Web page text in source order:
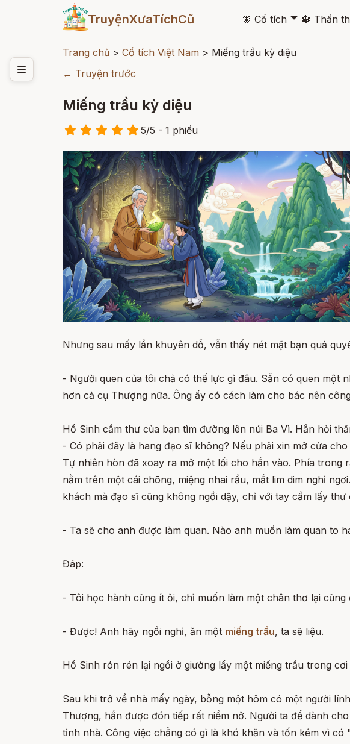
TruyệnXưaTíchCũ 🧚 Cổ tích 🞃 🔱 Thần
Trang chủ > Cổ tích Việt Nam > Miếng trầu kỳ diệu
← Truyện trước
Miếng trầu kỳ diệu
5/5 - 1 phiếu
Nhưng sau mấy lần khuyên dỗ, vẫn thấy nét mặt bạn quả
- Người quen của tôi chả có thế lực gì đâu. Sẵn có quen một
hơn cả cụ Thượng nữa. Ông ấy có cách làm cho bác nên
Hồ Sinh cầm thư của bạn tìm đường lên núi Ba Vì. Hắn hỏi
- Có phải đây là hang đạo sĩ không? Nếu phải xin mở cửa cho
Tự nhiên hòn đã xoay ra mở một lối cho hắn vào. Phía trong
nằm trên một cái chõng, miệng nhai rầu, mắt lim dim nghỉ
khách mà đạo sĩ cũng không ngồi dậy, chỉ với tay cầm lấy
- Ta sẽ cho anh được làm quan. Nào anh muốn làm quan to
Đáp:
- Tôi học hành cũng ít ỏi, chỉ muốn làm một chân thơ lại cũng
- Được! Anh hãy ngồi nghỉ, ăn một miếng trầu, ta sẽ liệu.
Hồ Sinh rón rén lại ngồi ở giường lấy một miếng trầu trong
Sau khi trở về nhà mấy ngày, bỗng một hôm có một người
Thượng, hắn được đón tiếp rất niềm nở. Người ta để dành
tỉnh nhà. Công việc chẳng có gì là khó khăn và tốn kém vì